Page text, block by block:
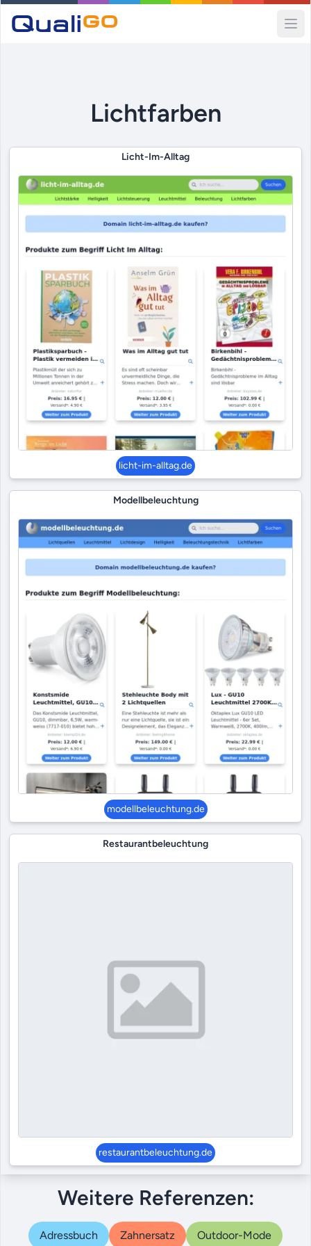
Lichtfarben
Licht-Im-Alltag
licht-im-alltag.de
Modellbeleuchtung
modellbeleuchtung.de
Restaurantbeleuchtung
restaurantbeleuchtung.de
Weitere Referenzen:
Adressbuch Zahnersatz Outdoor-Mode